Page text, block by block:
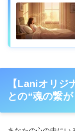
【Laniオリジ
との“魂の繋